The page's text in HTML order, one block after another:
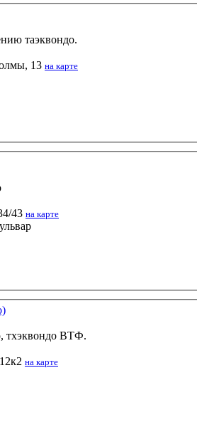
таэквондо.
13 на карте
Аминьевское ш., 34/43 на карте
тхэквондо ВТФ.
на карте